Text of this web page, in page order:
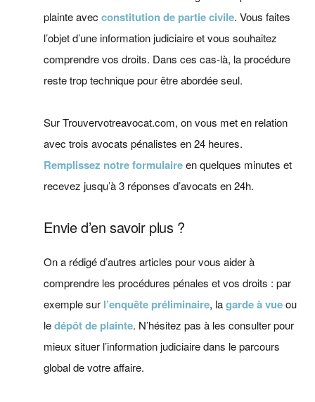
plainte avecconstitution de partie civile. Vous faites
l’objet d’une information judiciaire et vous souhaitez
comprendre vos droits. Dans ces cas‑là, la procédure
reste trop technique pour être abordée seul.
Sur Trouvervotreavocat.com, on vous met en relation
avec trois avocats pénalistes en 24 heures.
Remplissez notre formulaireen quelques minutes et
recevez jusqu’à 3 réponses d’avocats en 24h.
Envie d’en savoir plus ?
On a rédigé d’autres articles pour vous aider à
comprendre les procédures pénales et vos droits : par
exemple sur l’enquête préliminaire, lagarde à vueou
ledépôt de plainte. N’hésitez pas à les consulter pour
mieux situer l’information judiciaire dans le parcours
global de votre affaire.